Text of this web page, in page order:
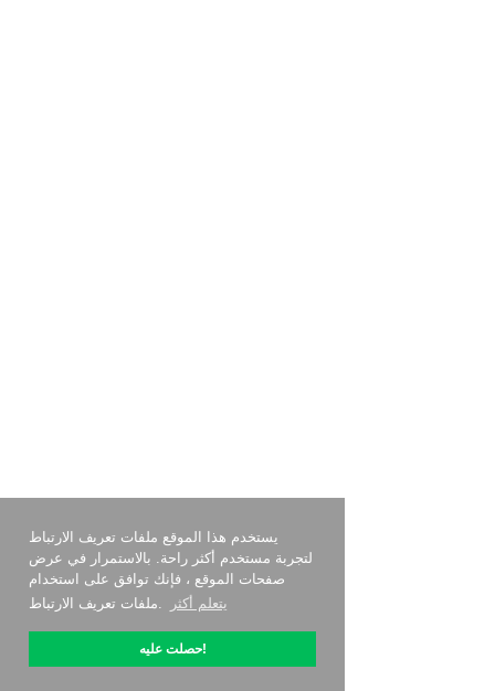
يستخدم هذا الموقع ملفات تعريف الارتباط
لتجربة مستخدم أكثر راحة. بالاستمرار في عرض
صفحات الموقع ، فإنك توافق على استخدام
ملفات تعريف الارتباط.
يتعلم أكثر
حصلت عليه!